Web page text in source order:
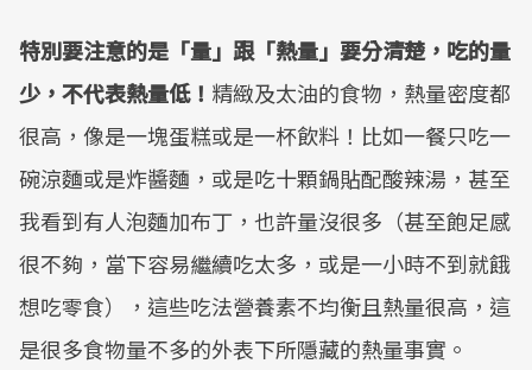
特別要注意的是「量」跟「熱量」要分清楚，吃的量
少，不代表熱量低！ 精緻及太油的食物，熱量密度都
很高，像是一塊蛋糕或是一杯飲料！比如一餐只吃一
碗涼麵或是炸醬麵，或是吃十顆鍋貼配酸辣湯，甚至
我看到有人泡麵加布丁，也許量沒很多（甚至飽足感
很不夠，當下容易繼續吃太多，或是一小時不到就餓
想吃零食），這些吃法營養素不均衡且熱量很高，這
是很多食物量不多的外表下所隱藏的熱量事實。